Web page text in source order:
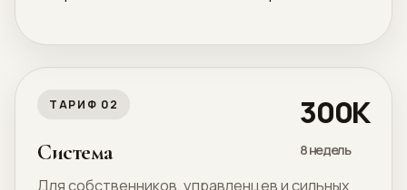
ТАРИФ 02
Система
300К
8 недель
Для собственников, управленцев и сильных